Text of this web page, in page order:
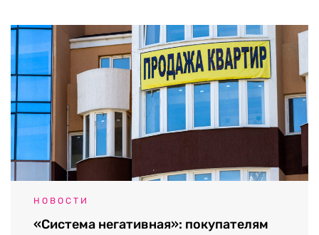
НОВОСТИ
«Система негативная»: покупателям